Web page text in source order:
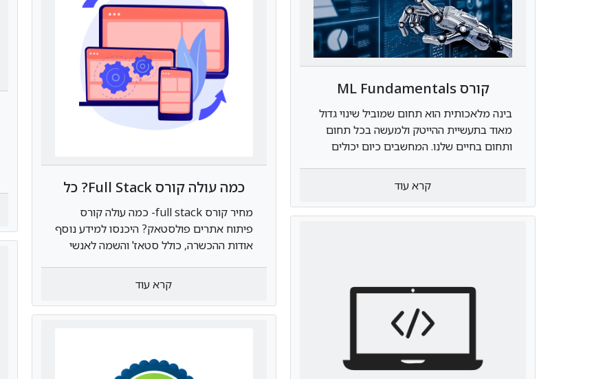
כמה עולה קורס Full Stack? כל
העלויות והתגמולים
מחיר קורס full stack- כמה עולה קורס
פיתוח אתרים פולסטאק? היכנסו למידע נוסף
אודות ההכשרה, כולל סטאז' והשמה לאנשי
קרא עוד
קורס ML Fundamentals
בינה מלאכותית הוא תחום שמוביל שינוי גדול
מאוד בתעשיית ההייטק ולמעשה בכל תחום
ותחום בחיים שלנו. המחשבים כיום יכולים
ע"י שימוש בבינה מלאכותית ניתן לשפר
תהליכים, להסיק מסקנות, לזהות טרנדים
קרא עוד